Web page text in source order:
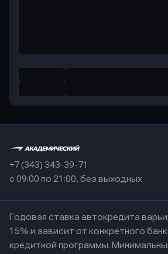
+7 (343) 343-39-71
с 09:00 по 21:00, без выходных
Годовая ставка автокредита
15% и зависит от конкретного
кредитной программы.